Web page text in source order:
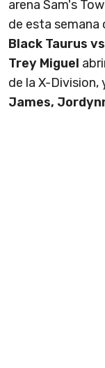
arena Sam's
de esta
Black Taurus
Trey Miguel
de la X-Division,
James,